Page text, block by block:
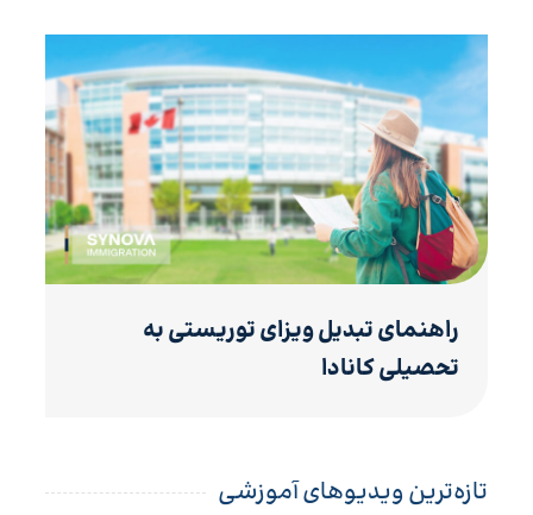
راهنمای تبدیل ویزای توریستی به
تحصیلی کانادا
تازه‌ترین ویدیوهای آموزشی